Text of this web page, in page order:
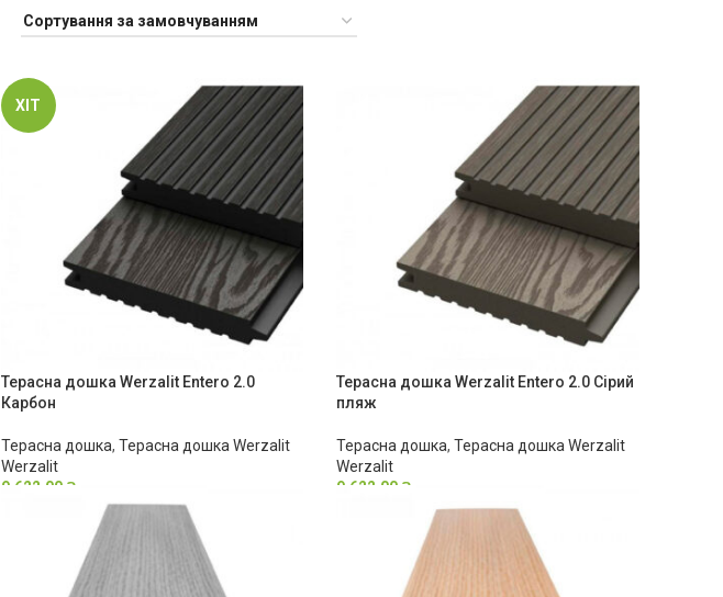
ХІТ
Терасна дошка Werzalit Entero 2.0
Карбон
Терасна дошка, Терасна дошка Werzalit
Werzalit
9,622.00 ₴
Терасна дошка Werzalit Entero 2.0 Сірий
пляж
Терасна дошка,Терасна дошка Werzalit
Werzalit
9,622.00 ₴